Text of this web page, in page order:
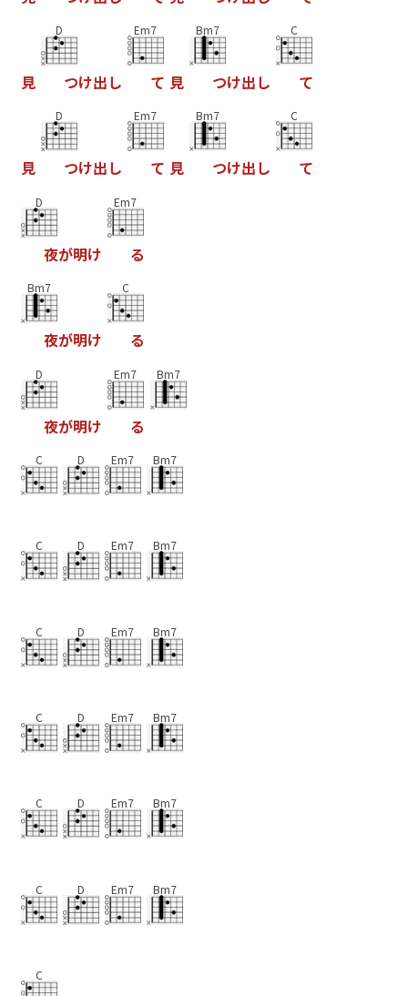
見
D
つけ出し
Em7
て 見
Bm7
つけ出し
C
て
見
D
つけ出し
Em7
て 見
Bm7
つけ出し
C
て
D
夜が明け
Em7
る
Bm7
夜が明け
C
る
D
夜が明け
Em7
る
Bm7
C D Em7 Bm7
C D Em7 Bm7
C D Em7 Bm7
C D Em7 Bm7
C D Em7 Bm7
C D Em7 Bm7
C